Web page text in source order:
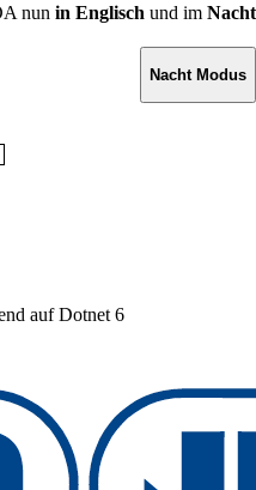
nun in Englisch und im
Nacht Modus
auf Dotnet 6